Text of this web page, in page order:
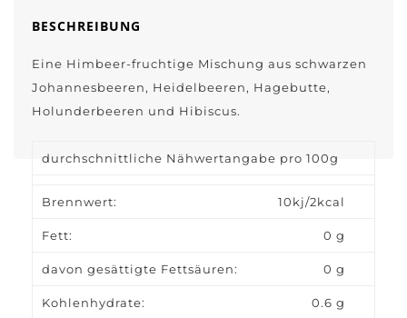
BESCHREIBUNG
Eine Himbeer-fruchtige Mischung aus schwarzen
Johannesbeeren, Heidelbeeren, Hagebutte,
Holunderbeeren und Hibiscus.
durchschnittliche Nähwertangabe pro 100g
Brennwert: 10kj/2kcal
Fett: 0 g
davon gesättigte Fettsäuren: 0 g
Kohlenhydrate: 0.6 g